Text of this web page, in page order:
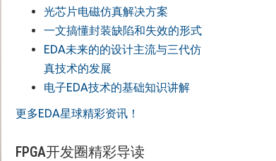
光芯片电磁仿真解决方案
一文搞懂封装缺陷和失效的形式
EDA未来的的设计主流与三代仿
真技术的发展
电子EDA技术的基础知识讲解
更多EDA星球精彩资讯！
FPGA开发圈精彩导读